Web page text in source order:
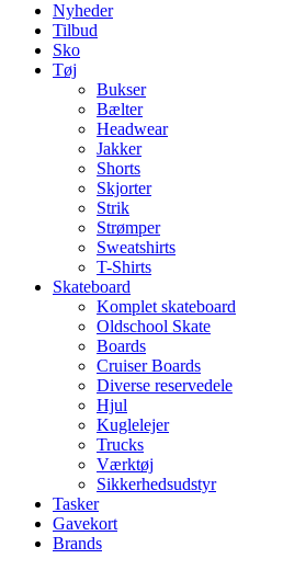
Nyheder
Tilbud
Sko
Tøj
Bukser
Bælter
Headwear
Jakker
Shorts
Skjorter
Strik
Strømper
Sweatshirts
T-Shirts
Skateboard
Komplet skateboard
Oldschool Skate
Boards
Cruiser Boards
Diverse reservedele
Hjul
Kuglelejer
Trucks
Værktøj
Sikkerhedsudstyr
Tasker
Gavekort
Brands